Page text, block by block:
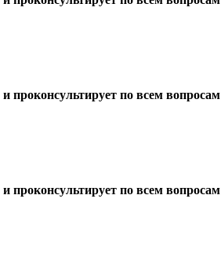
и проконсультирует по всем вопросам
и проконсультирует по всем вопросам